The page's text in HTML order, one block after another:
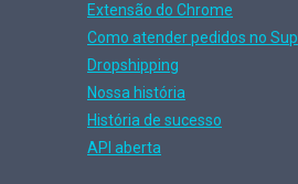
Extensão do Chrome
Como atender pedidos no Sup
Dropshipping
Nossa história
História de sucesso
API aberta